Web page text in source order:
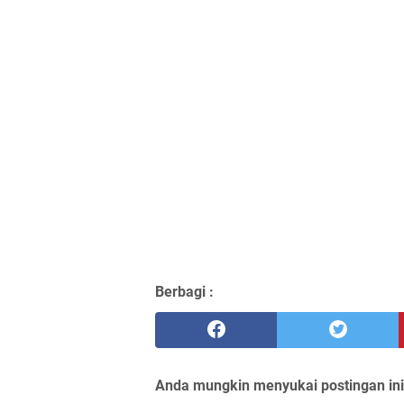
Berbagi :
Anda mungkin menyukai postingan